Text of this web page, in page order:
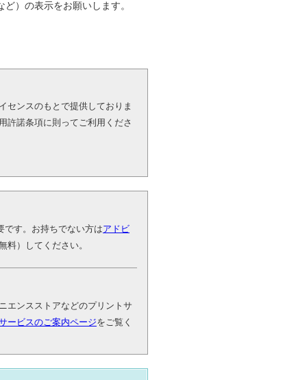
）の表示をお願いします。
センスのもとで提供しておりま
許諾条項に則ってご利用くださ
です。お持ちでない方はアドビ
料）してください。
エンスストアなどのプリントサ
ービスのご案内ページをご覧く